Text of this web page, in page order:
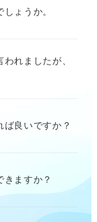
ょうか。
れましたが、
ば良いですか？
ますか？